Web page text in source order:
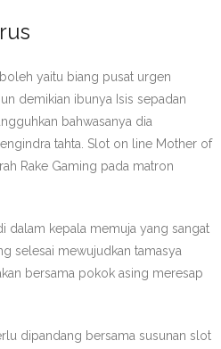
yaitu biang pusat urgen
demikian ibunya Isis sepadan
bahwasanya dia
tahta. Slot on line Mother of
Rake Gaming pada matron
dalam kepala memuja yang sangat
selesai mewujudkan tamasya
bersama pokok asing meresap
dipandang bersama susunan slot